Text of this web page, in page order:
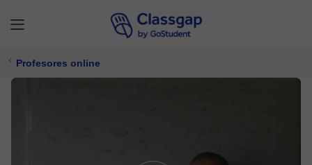
Profesores online